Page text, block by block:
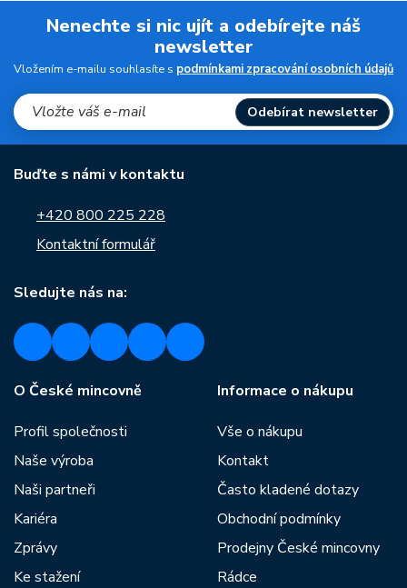
Nenechte si nic ujít a odebírejte náš
newsletter
Vložením e-mailu souhlasíte s podmínkami zpracování osobních údajů
Odebírat newsletter
Buďte s námi v kontaktu
+420 800 225 228
Kontaktní formulář
Sledujte nás na:
O České mincovně
Profil společnosti
Naše výroba
Naši partneři
Kariéra
Zprávy
Ke stažení
Informace o nákupu
Vše o nákupu
Kontakt
Často kladené dotazy
Obchodní podmínky
Prodejny České mincovny
Rádce